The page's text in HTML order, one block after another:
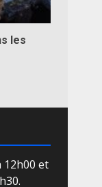
les
12h00 et